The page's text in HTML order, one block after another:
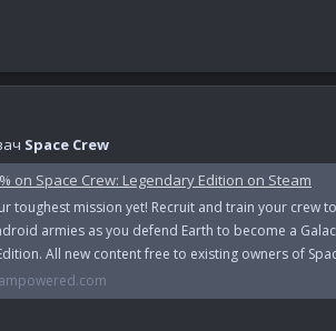
Space Crew
on Space Crew: Legendary Edition on Steam
toughest mission yet! Recruit and train your crew
armies as you defend Earth to become a
All new content free to existing owners of